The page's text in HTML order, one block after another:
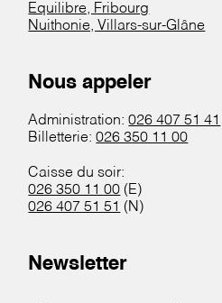
Equilibre, Fribourg
Nuithonie, Villars-sur-Glâne
Nous appeler
Administration:026 407 51 41
Billetterie:026 350 11 00
Caisse du soir:
026 350 11 00 (E)
026 407 51 51 (N)
Newsletter